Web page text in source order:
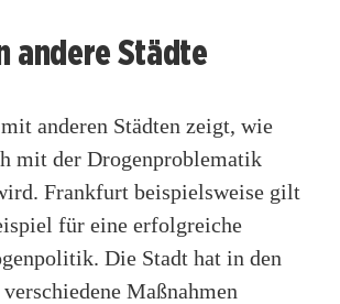
andere Städte
anderen Städten zeigt, wie
mit der Drogenproblematik
Frankfurt beispielsweise gilt
für eine erfolgreiche
Die Stadt hat in den
Maßnahmen